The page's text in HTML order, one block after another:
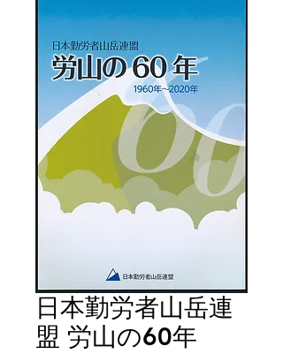
日本勤労者山岳連
盟 労山の60年